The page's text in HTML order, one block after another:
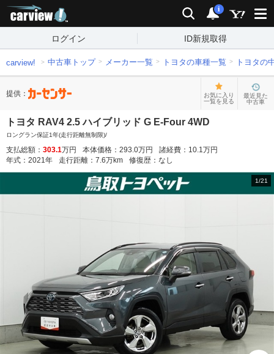
検索 通知
i
ログイン ID新規取得
carview! 中古車トップ メーカー一覧 トヨタの車種一覧 トヨタの
提供：
お気に入り
一覧を見る
最近見た
中古車
トヨタ RAV4 2.5 ハイブリッド G E-Four 4WD
ロングラン保証1年(走行距離無制限)/
支払総額： 303.1万円 本体価格： 293.0万円 諸経費： 10.1万円
年式： 2021年 走行距離： 7.6万km 修復歴： なし
1/21